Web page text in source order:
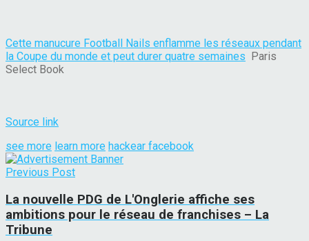
Cette manucure Football Nails enflamme les réseaux pendant
la Coupe du monde et peut durer quatre semaines Paris
Select Book
Source link
see more learn more hackear facebook
Previous Post
La nouvelle PDG de L'Onglerie affiche ses
ambitions pour le réseau de franchises – La
Tribune